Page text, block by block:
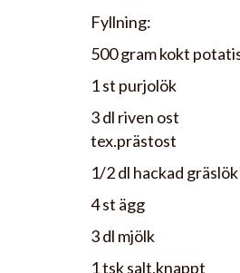
Fyllning:
500 gram kokt
1 st purjolök
3 dl riven ost
tex.prästost
1/2 dl hackad gräslök
4 st ägg
3 dl mjölk
1 tsk salt,knappt